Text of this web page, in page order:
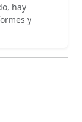
hay
y